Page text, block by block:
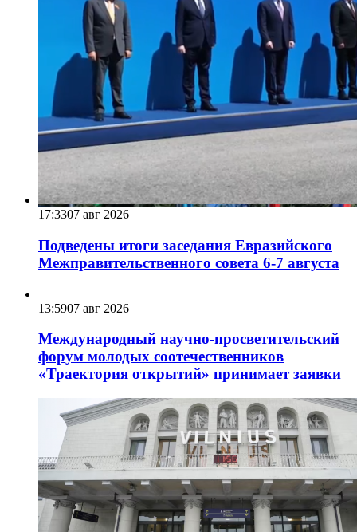
17:3307 авг 2026
Подведены итоги заседания Евразийского
Межправительственного совета 6-7 августа
13:5907 авг 2026
Международный научно-просветительский
форум молодых соотечественников
«Траектория открытий» принимает заявки